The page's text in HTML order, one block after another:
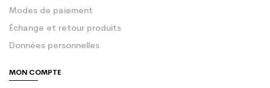
Modes de paiement
Échange et retour produits
Données personnelles
MON COMPTE